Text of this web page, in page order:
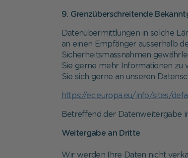
9. Grenzüberschreitende
Datenübermittlungen in solche
an einen Empfänger ausserhalb
Sicherheitsmassnahmen
Sie gerne mehr Informationen zu
Sie sich gerne an unseren
https://ec.europa.eu/info/sites/
Betreffend der Datenweitergabe
Weitergabe an Dritte
Wir werden Ihre Daten nicht